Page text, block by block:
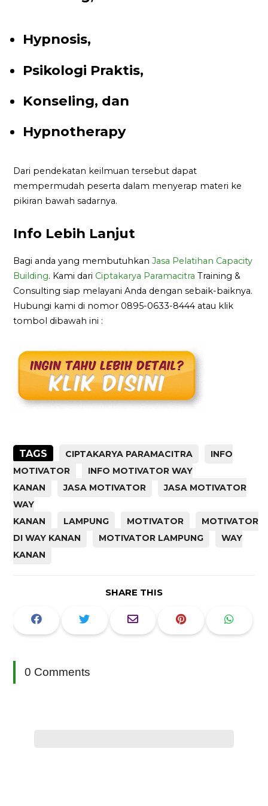
Hypnosis,
Psikologi Praktis,
Konseling, dan
Hypnotherapy
Dari pendekatan keilmuan tersebut dapat
mempermudah peserta dalam menyerap materi ke
pikiran bawah sadarnya.
Info Lebih Lanjut
Bagi anda yang membutuhkanJasa Pelatihan Capacity
Building. Kami dari Ciptakarya Paramacitra Training &
Consulting siap melayani Anda dengan sebaik-baiknya.
Hubungi kami di nomor 0895-0633-8444 atau klik
tombol dibawah ini :
TAGS CIPTAKARYA PARAMACITRA
INFO
MOTIVATOR
INFO MOTIVATOR WAY
KANAN
JASA MOTIVATOR
JASA MOTIVATOR
WAY
KANAN
LAMPUNG MOTIVATOR
MOTIVATOR
DI WAY KANAN
MOTIVATOR LAMPUNG
WAY
KANAN
SHARE THIS
0 Comments